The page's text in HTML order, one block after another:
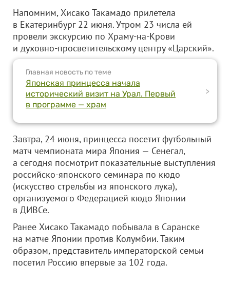
Напомним, Хисако Такамадо прилетела
в Екатеринбург 22 июня. Утром 23 числа ей
провели экскурсию по Храму-на-Крови
и духовно-просветительскому центру «Царский».
Главная новость по теме
Японская принцесса начала
исторический визит на Урал. Первый
в программе — храм
>
Завтра, 24 июня, принцесса посетит футбольный
матч чемпионата мира Япония — Сенегал,
а сегодня посмотрит показательные выступления
российско-японского семинара по кюдо
(искусство стрельбы из японского лука),
организуемого Федерацией кюдо Японии
в ДИВСе.
Ранее Хисако Такамадо побывала в Саранске
на матче Японии против Колумбии. Таким
образом, представитель императорской семьи
посетил Россию впервые за 102 года.